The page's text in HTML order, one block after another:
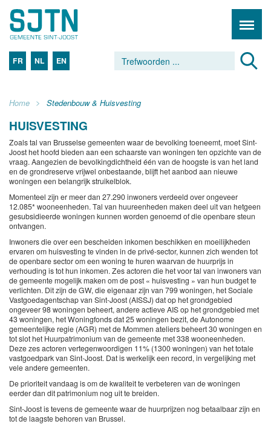
FR NL EN
Home Stedenbouw & Huisvesting
HUISVESTING
Zoals tal van Brusselse gemeenten waar de bevolking toeneemt, moet Sint-
Joost het hoofd bieden aan een schaarste van woningen ten opzichte van de
vraag. Aangezien de bevolkingdichtheid één van de hoogste is van het land
en de grondreserve vrijwel onbestaande, blijft het aanbod aan nieuwe
woningen een belangrijk struikelblok.
Momenteel zijn er meer dan 27.290 inwoners verdeeld over ongeveer
12.085* wooneenheden. Tal van huureenheden maken deel uit van hetgeen
gesubsidieerde woningen kunnen worden genoemd of die openbare steun
ontvangen.
Inwoners die over een bescheiden inkomen beschikken en moeilijkheden
ervaren om huisvesting te vinden in de privé-sector, kunnen zich wenden tot
de openbare sector om een woning te huren waarvan de huurprijs in
verhouding is tot hun inkomen. Zes actoren die het voor tal van inwoners van
de gemeente mogelijk maken om de post « huisvesting » van hun budget te
verlichten. Dit zijn de GW, die eigenaar zijn van 799 woningen, het Sociale
Vastgoedagentschap van Sint-Joost (AISSJ) dat op het grondgebied
ongeveer 98 woningen beheert, andere actieve AIS op het grondgebied met
43 woningen, het Woningfonds dat 25 woningen bezit, de Autonome
gemeentelijke regie (AGR) met de Mommen ateliers beheert 30 woningen en
tot slot het Huurpatrimonium van de gemeente met 338 wooneenheden.
Deze zes actoren vertegenwoordigen 11% (1300 woningen) van het totale
vastgoedpark van Sint-Joost. Dat is werkelijk een record, in vergelijking met
vele andere gemeenten.
De prioriteit vandaag is om de kwaliteit te verbeteren van de woningen
eerder dan dit patrimonium nog uit te breiden.
Sint-Joost is tevens de gemeente waar de huurprijzen nog betaalbaar zijn en
tot de laagste behoren van Brussel.